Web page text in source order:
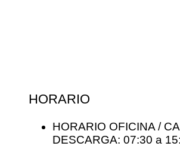
HORARIO
HORARIO OFICINA /
DESCARGA: 07:30 a